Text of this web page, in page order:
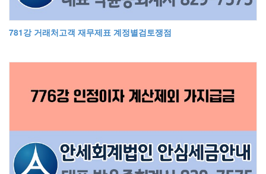
781강 거래처고객 재무제표 계정별검토쟁점